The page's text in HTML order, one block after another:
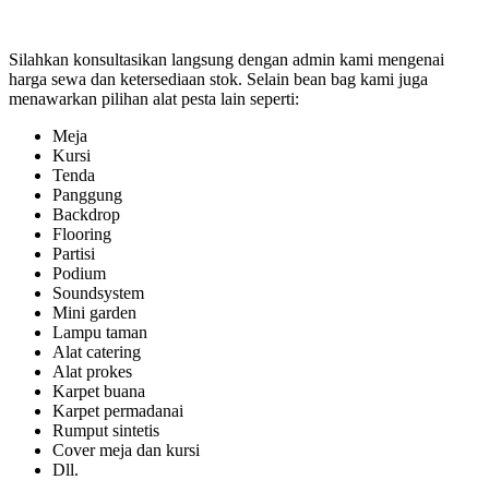
Silahkan konsultasikan langsung dengan admin kami mengenai
harga sewa dan ketersediaan stok. Selain bean bag kami juga
menawarkan pilihan alat pesta lain seperti:
Meja
Kursi
Tenda
Panggung
Backdrop
Flooring
Partisi
Podium
Soundsystem
Mini garden
Lampu taman
Alat catering
Alat prokes
Karpet buana
Karpet permadanai
Rumput sintetis
Cover meja dan kursi
Dll.